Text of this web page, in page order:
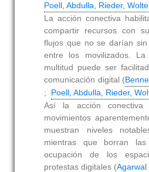
Poell, Abdulla, Rieder,
La acción conectiva
compartir recursos con
flujos que no se darían
entre los movilizados.
multitud puede ser
comunicación digital (
; Poell, Abdulla, Rieder,
Así la acción conectiva
movimientos
muestran niveles
mientras que borran
ocupación de los
protestas digitales (Agarwal